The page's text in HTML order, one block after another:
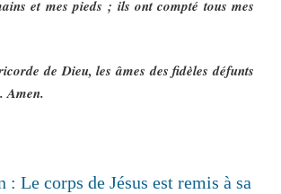
et mes pieds ; ils ont compté tous mes
de Dieu, les âmes des fidèles défunts
Amen.
: Le corps de Jésus est remis à sa